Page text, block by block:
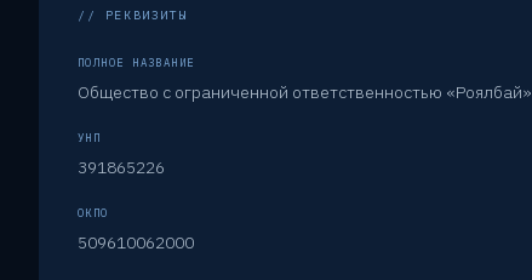
// РЕКВИЗИТЫ
ПОЛНОЕ НАЗВАНИЕ
Общество с ограниченной ответственностью «Роялбай»
УНП
391865226
ОКПО
509610062000